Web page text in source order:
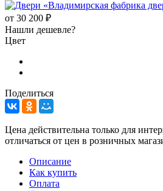
от 30 200 ₽
Нашли дешевле?
Цвет
Поделиться
Цена действительна только для
отличаться от цен в розничных
Описание
Как купить
Оплата